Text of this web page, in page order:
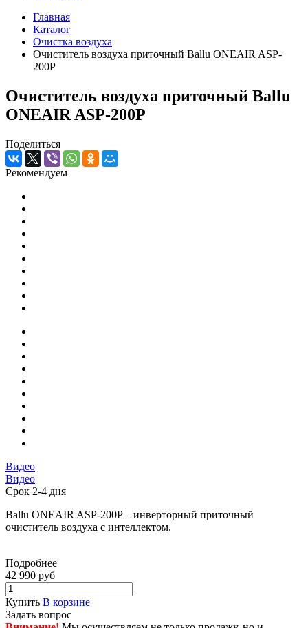
Главная
Каталог
Очистка воздуха
Очиститель воздуха приточный Ballu ONEAIR ASP-
200P
Очиститель воздуха приточный Ballu
ONEAIR ASP-200P
Поделиться
Рекомендуем
Видео
Видео
Срок 2-4 дня
Ballu ONEAIR ASP-200P – инверторный приточный
очиститель воздуха с интеллектом.
Подробнее
42 990 руб
Купить В корзине
Задать вопрос